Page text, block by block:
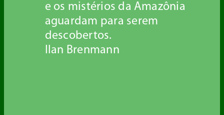
e os mistérios da Amazônia
aguardam para serem
descobertos.
Ilan Brenmann